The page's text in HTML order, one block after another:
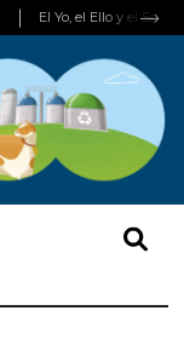
El Yo, el Ello y el